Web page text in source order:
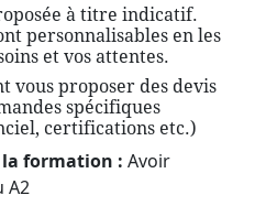
à titre indicatif.
personnalisables en les
et vos attentes.
vous proposer des devis
spécifiques
certifications etc.)
formation : Avoir
A2